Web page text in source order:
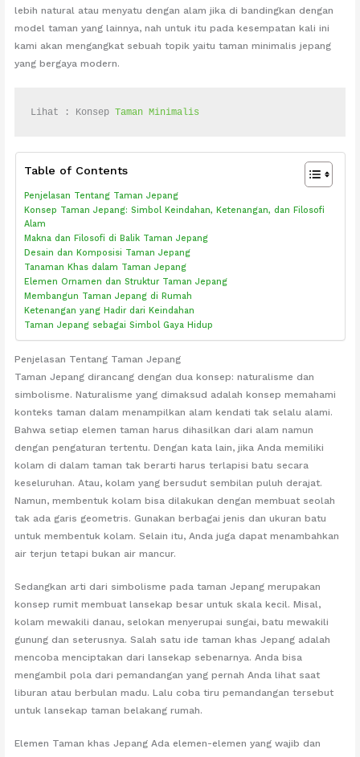
lebih natural atau menyatu dengan alam jika di bandingkan dengan
model taman yang lainnya, nah untuk itu pada kesempatan kali ini
kami akan mengangkat sebuah topik yaitu taman minimalis jepang
yang bergaya modern.
Lihat : Konsep Taman Minimalis
Table of Contents
Penjelasan Tentang Taman Jepang
Konsep Taman Jepang: Simbol Keindahan, Ketenangan, dan Filosofi
Alam
Makna dan Filosofi di Balik Taman Jepang
Desain dan Komposisi Taman Jepang
Tanaman Khas dalam Taman Jepang
Elemen Ornamen dan Struktur Taman Jepang
Membangun Taman Jepang di Rumah
Ketenangan yang Hadir dari Keindahan
Taman Jepang sebagai Simbol Gaya Hidup
Penjelasan Tentang Taman Jepang
Taman Jepang dirancang dengan dua konsep: naturalisme dan
simbolisme. Naturalisme yang dimaksud adalah konsep memahami
konteks taman dalam menampilkan alam kendati tak selalu alami.
Bahwa setiap elemen taman harus dihasilkan dari alam namun
dengan pengaturan tertentu. Dengan kata lain, jika Anda memiliki
kolam di dalam taman tak berarti harus terlapisi batu secara
keseluruhan. Atau, kolam yang bersudut sembilan puluh derajat.
Namun, membentuk kolam bisa dilakukan dengan membuat seolah
tak ada garis geometris. Gunakan berbagai jenis dan ukuran batu
untuk membentuk kolam. Selain itu, Anda juga dapat menambahkan
air terjun tetapi bukan air mancur.
Sedangkan arti dari simbolisme pada taman Jepang merupakan
konsep rumit membuat lansekap besar untuk skala kecil. Misal,
kolam mewakili danau, selokan menyerupai sungai, batu mewakili
gunung dan seterusnya. Salah satu ide taman khas Jepang adalah
mencoba menciptakan dari lansekap sebenarnya. Anda bisa
mengambil pola dari pemandangan yang pernah Anda lihat saat
liburan atau berbulan madu. Lalu coba tiru pemandangan tersebut
untuk lansekap taman belakang rumah.
Elemen Taman khas Jepang Ada elemen-elemen yang wajib dan